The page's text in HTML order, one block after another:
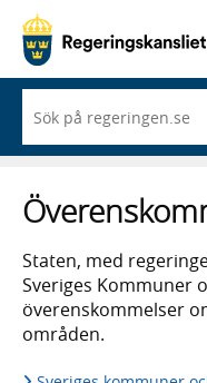
du
börjar
skriva
framträder
en
med
sökförslag
Staten, med
Sveriges Kommuner
överenskommelser
områden.